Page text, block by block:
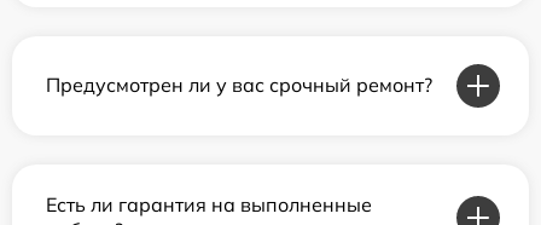
Предусмотрен ли у вас срочный ремонт?
Есть ли гарантия на выполненные